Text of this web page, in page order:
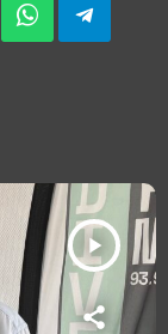
play_arrow